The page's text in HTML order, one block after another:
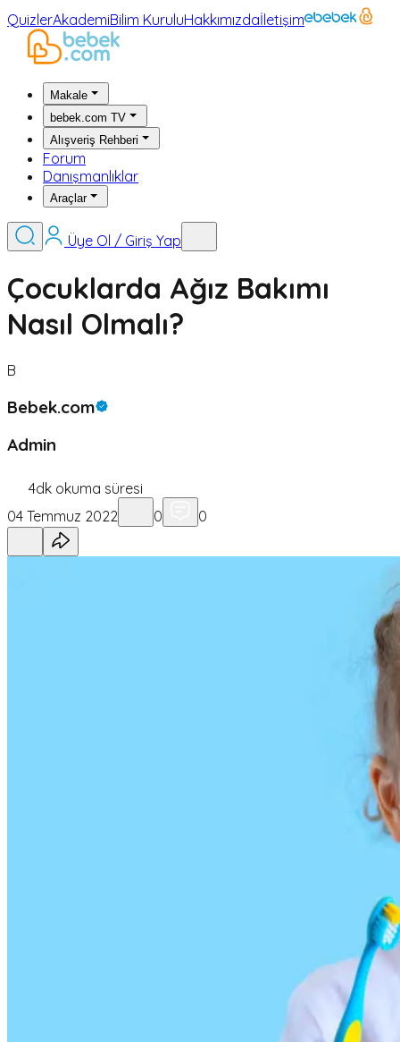
QuizlerAkademiBilim KuruluHakkımızdaİletişim
Makale
bebek.com TV
Alışveriş Rehberi
Forum
Danışmanlıklar
Araçlar
Üye Ol / Giriş Yap
Çocuklarda Ağız Bakımı
Nasıl Olmalı?
B
Bebek.com
Admin
4dk okuma süresi
04 Temmuz 2022
0 0